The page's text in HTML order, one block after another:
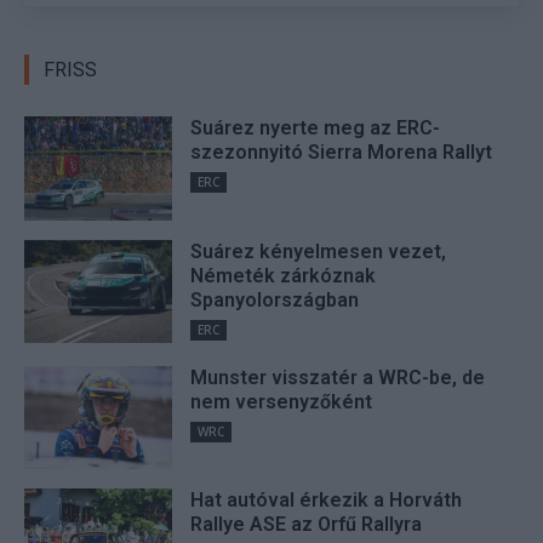
FRISS
Suárez nyerte meg az ERC-
szezonnyitó Sierra Morena Rallyt
ERC
Suárez kényelmesen vezet,
Németék zárkóznak
Spanyolországban
ERC
Munster visszatér a WRC-be, de
nem versenyzőként
WRC
Hat autóval érkezik a Horváth
Rallye ASE az Orfű Rallyra